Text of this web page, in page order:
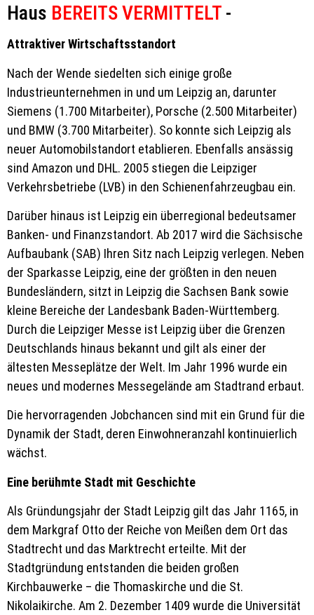
Haus BEREITS VERMITTELT -
Attraktiver Wirtschaftsstandort
Nach der Wende siedelten sich einige große
Industrieunternehmen in und um Leipzig an, darunter
Siemens (1.700 Mitarbeiter), Porsche (2.500 Mitarbeiter)
und BMW (3.700 Mitarbeiter). So konnte sich Leipzig als
neuer Automobilstandort etablieren. Ebenfalls ansässig
sind Amazon und DHL. 2005 stiegen die Leipziger
Verkehrsbetriebe (LVB) in den Schienenfahrzeugbau ein.
Darüber hinaus ist Leipzig ein überregional bedeutsamer
Banken- und Finanzstandort. Ab 2017 wird die Sächsische
Aufbaubank (SAB) Ihren Sitz nach Leipzig verlegen. Neben
der Sparkasse Leipzig, eine der größten in den neuen
Bundesländern, sitzt in Leipzig die Sachsen Bank sowie
kleine Bereiche der Landesbank Baden-Württemberg.
Durch die Leipziger Messe ist Leipzig über die Grenzen
Deutschlands hinaus bekannt und gilt als einer der
ältesten Messeplätze der Welt. Im Jahr 1996 wurde ein
neues und modernes Messegelände am Stadtrand erbaut.
Die hervorragenden Jobchancen sind mit ein Grund für die
Dynamik der Stadt, deren Einwohneranzahl kontinuierlich
wächst.
Eine berühmte Stadt mit Geschichte
Als Gründungsjahr der Stadt Leipzig gilt das Jahr 1165, in
dem Markgraf Otto der Reiche von Meißen dem Ort das
Stadtrecht und das Marktrecht erteilte. Mit der
Stadtgründung entstanden die beiden großen
Kirchbauwerke – die Thomaskirche und die St.
Nikolaikirche. Am 2. Dezember 1409 wurde die Universität